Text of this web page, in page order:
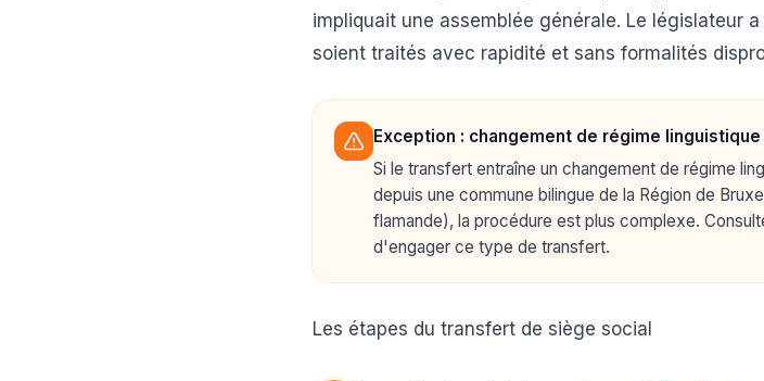
impliquait une assemblée générale. Le législateur
soient traités avec rapidité et sans formalités
Exception : changement de régime linguistique
Si le transfert entraîne un changement de régime
depuis une commune bilingue de la Région de
flamande), la procédure est plus complexe.
d'engager ce type de transfert.
Les étapes du transfert de siège social